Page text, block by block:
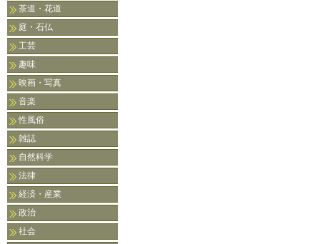
茶道・花道
庭・石仏
工芸
趣味
映画・写真
音楽
性風俗
雑誌
自然科学
法律
経済・産業
政治
社会